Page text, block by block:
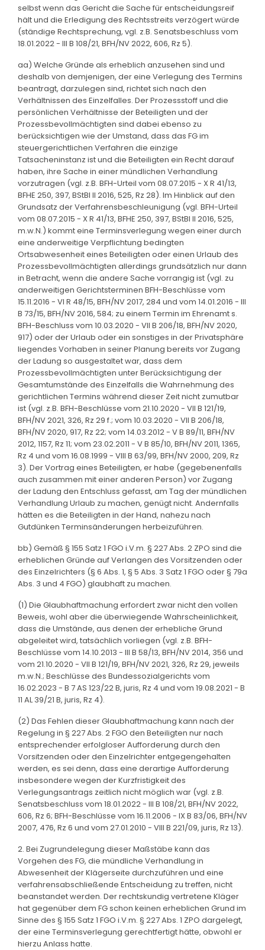
selbst wenn das Gericht die Sache für entscheidungsreif
hält und die Erledigung des Rechtsstreits verzögert würde
(ständige Rechtsprechung, vgl. z.B. Senatsbeschluss vom
18.01.2022 - III B 108/21, BFH/NV 2022, 606, Rz 5).
aa) Welche Gründe als erheblich anzusehen sind und
deshalb von demjenigen, der eine Verlegung des Termins
beantragt, darzulegen sind, richtet sich nach den
Verhältnissen des Einzelfalles. Der Prozessstoff und die
persönlichen Verhältnisse der Beteiligten und der
Prozessbevollmächtigten sind dabei ebenso zu
berücksichtigen wie der Umstand, dass das FG im
steuergerichtlichen Verfahren die einzige
Tatsacheninstanz ist und die Beteiligten ein Recht darauf
haben, ihre Sache in einer mündlichen Verhandlung
vorzutragen (vgl. z.B. BFH-Urteil vom 08.07.2015 - X R 41/13,
BFHE 250, 397, BStBl II 2016, 525, Rz 28). Im Hinblick auf den
Grundsatz der Verfahrensbeschleunigung (vgl. BFH-Urteil
vom 08.07.2015 - X R 41/13, BFHE 250, 397, BStBl II 2016, 525,
m.w.N.) kommt eine Terminsverlegung wegen einer durch
eine anderweitige Verpflichtung bedingten
Ortsabwesenheit eines Beteiligten oder einen Urlaub des
Prozessbevollmächtigten allerdings grundsätzlich nur dann
in Betracht, wenn die andere Sache vorrangig ist (vgl. zu
anderweitigen Gerichtsterminen BFH-Beschlüsse vom
15.11.2016 - VI R 48/15, BFH/NV 2017, 284 und vom 14.01.2016 - III
B 73/15, BFH/NV 2016, 584; zu einem Termin im Ehrenamt s.
BFH-Beschluss vom 10.03.2020 - VII B 206/18, BFH/NV 2020,
917) oder der Urlaub oder ein sonstiges in der Privatsphäre
liegendes Vorhaben in seiner Planung bereits vor Zugang
der Ladung so ausgestaltet war, dass dem
Prozessbevollmächtigten unter Berücksichtigung der
Gesamtumstände des Einzelfalls die Wahrnehmung des
gerichtlichen Termins während dieser Zeit nicht zumutbar
ist (vgl. z.B. BFH-Beschlüsse vom 21.10.2020 - VII B 121/19,
BFH/NV 2021, 326, Rz 29 f.; vom 10.03.2020 - VII B 206/18,
BFH/NV 2020, 917, Rz 22; vom 14.03.2012 - V B 89/11, BFH/NV
2012, 1157, Rz 11; vom 23.02.2011 - V B 85/10, BFH/NV 2011, 1365,
Rz 4 und vom 16.08.1999 - VIII B 63/99, BFH/NV 2000, 209, Rz
3). Der Vortrag eines Beteiligten, er habe (gegebenenfalls
auch zusammen mit einer anderen Person) vor Zugang
der Ladung den Entschluss gefasst, am Tag der mündlichen
Verhandlung Urlaub zu machen, genügt nicht. Andernfalls
hätten es die Beteiligten in der Hand, nahezu nach
Gutdünken Terminsänderungen herbeizuführen.
bb) Gemäß § 155 Satz 1 FGO i.V.m. § 227 Abs. 2 ZPO sind die
erheblichen Gründe auf Verlangen des Vorsitzenden oder
des Einzelrichters (§ 6 Abs. 1, § 5 Abs. 3 Satz 1 FGO oder § 79a
Abs. 3 und 4 FGO) glaubhaft zu machen.
(1) Die Glaubhaftmachung erfordert zwar nicht den vollen
Beweis, wohl aber die überwiegende Wahrscheinlichkeit,
dass die Umstände, aus denen der erhebliche Grund
abgeleitet wird, tatsächlich vorliegen (vgl. z.B. BFH-
Beschlüsse vom 14.10.2013 - III B 58/13, BFH/NV 2014, 356 und
vom 21.10.2020 - VII B 121/19, BFH/NV 2021, 326, Rz 29, jeweils
m.w.N.; Beschlüsse des Bundessozialgerichts vom
16.02.2023 - B 7 AS 123/22 B, juris, Rz 4 und vom 19.08.2021 - B
11 AL 39/21 B, juris, Rz 4).
(2) Das Fehlen dieser Glaubhaftmachung kann nach der
Regelung in § 227 Abs. 2 FGO den Beteiligten nur nach
entsprechender erfolgloser Aufforderung durch den
Vorsitzenden oder den Einzelrichter entgegengehalten
werden, es sei denn, dass eine derartige Aufforderung
insbesondere wegen der Kurzfristigkeit des
Verlegungsantrags zeitlich nicht möglich war (vgl. z.B.
Senatsbeschluss vom 18.01.2022 - III B 108/21, BFH/NV 2022,
606, Rz 6; BFH-Beschlüsse vom 16.11.2006 - IX B 83/06, BFH/NV
2007, 476, Rz 6 und vom 27.01.2010 - VIII B 221/09, juris, Rz 13).
2. Bei Zugrundelegung dieser Maßstäbe kann das
Vorgehen des FG, die mündliche Verhandlung in
Abwesenheit der Klägerseite durchzuführen und eine
verfahrensabschließende Entscheidung zu treffen, nicht
beanstandet werden. Der rechtskundig vertretene Kläger
hat gegenüber dem FG schon keinen erheblichen Grund im
Sinne des § 155 Satz 1 FGO i.V.m. § 227 Abs. 1 ZPO dargelegt,
der eine Terminsverlegung gerechtfertigt hätte, obwohl er
hierzu Anlass hatte.